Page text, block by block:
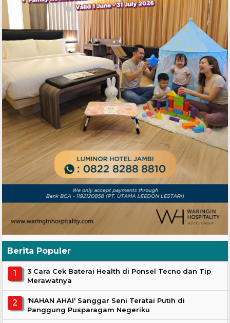
Berita Populer
3 Cara Cek Baterai Health di Ponsel Tecno dan Tip
Merawatnya
'NAHAN AHAI' Sanggar Seni Teratai Putih di
Panggung Pusparagam Negeriku